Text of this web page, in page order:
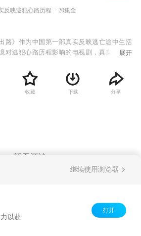
反映逃犯心路历程 20集全
出路》作为中国第一部真实反映逃亡途中生活
对逃犯心路历程影响的电视剧，真实地再现
的整个心路历程。
展开
收藏 下载 分享
暂无评论
继续使用浏览器
以赴
打开